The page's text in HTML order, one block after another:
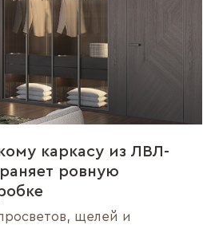
каркасу из ЛВЛ-
ровную
щелей и